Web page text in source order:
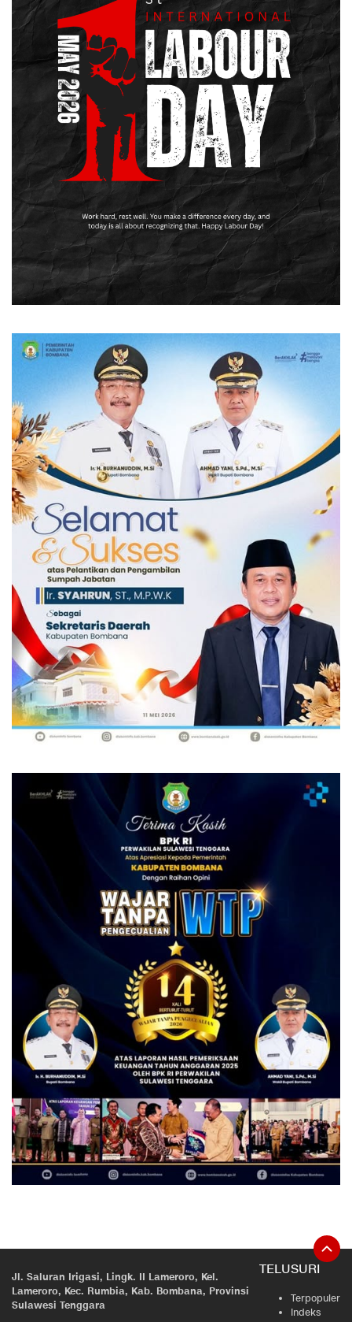
Jl. Saluran Irigasi, Lingk. II Lameroro, Kel.
Lameroro, Kec. Rumbia, Kab. Bombana, Provinsi
Sulawesi Tenggara
TELUSURI
Terpopuler
Indeks